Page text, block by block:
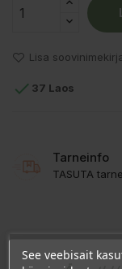
Lisa
 37 Laos
Tarneinfo
TASUTA
See veebisait